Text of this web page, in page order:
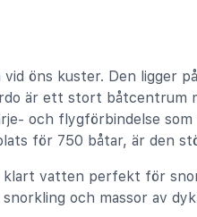
öns kuster. Den ligger
är ett stort
och flygförbindelse
för 750 båtar, är den
vatten perfekt för
och massor av